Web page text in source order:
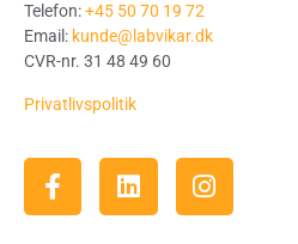
Telefon:+45 50 70 19 72
Email: kunde@labvikar.dk
CVR-nr. 31 48 49 60
Privatlivspolitik